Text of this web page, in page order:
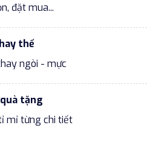
đặt mua...
thế
ngòi - mực
tặng
mỉ từng chi tiết